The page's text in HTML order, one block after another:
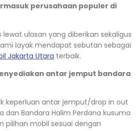
perusahaan populer di
lewat ulasan yang diberikan sekaligus
layak mendapat sebutan sebagai
Jakarta Utara terbaik.
antar jemput bandara
keperluan antar jemput/drop in out
dan Bandara Halim Perdana kusuma
pilihan mobil sesuai dengan